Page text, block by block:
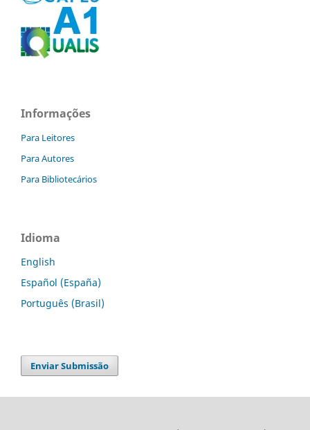
Informações
Para Leitores
Para Autores
Para Bibliotecários
Idioma
English
Español (España)
Português (Brasil)
Enviar Submissão